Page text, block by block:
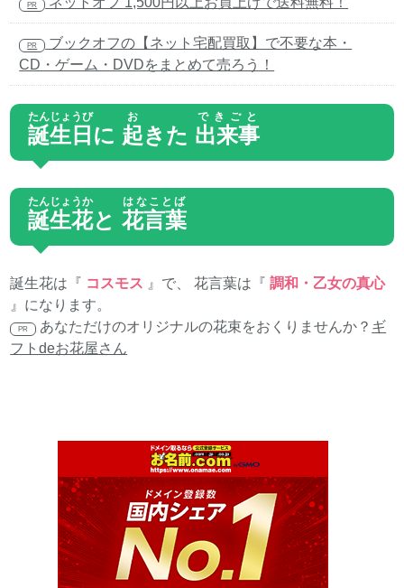
PR
PR
ブックオフの【ネット宅配買取】で不要な本・
CD・ゲーム・DVDをまとめて売ろう！
誕生日
たんじょうび
に 起
お
きた 出来事
できごと
誕生花
たんじょうか
と花言葉
はなことば
誕生花は『 コスモス 』で、 花言葉は『調和・乙女の真心
』になります。
PR あなただけのオリジナルの花束をおくりませんか？ ギ
フトdeお花屋さん